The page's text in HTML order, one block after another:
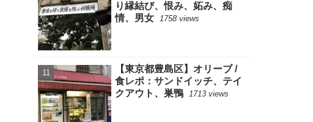
り縁結び、恨み、妬み、痴
情、男女 1758 views
【東京都豊島区】オリーブ /
食レポ：サンドイッチ、テイ
クアウト、巣鴨 1713 views